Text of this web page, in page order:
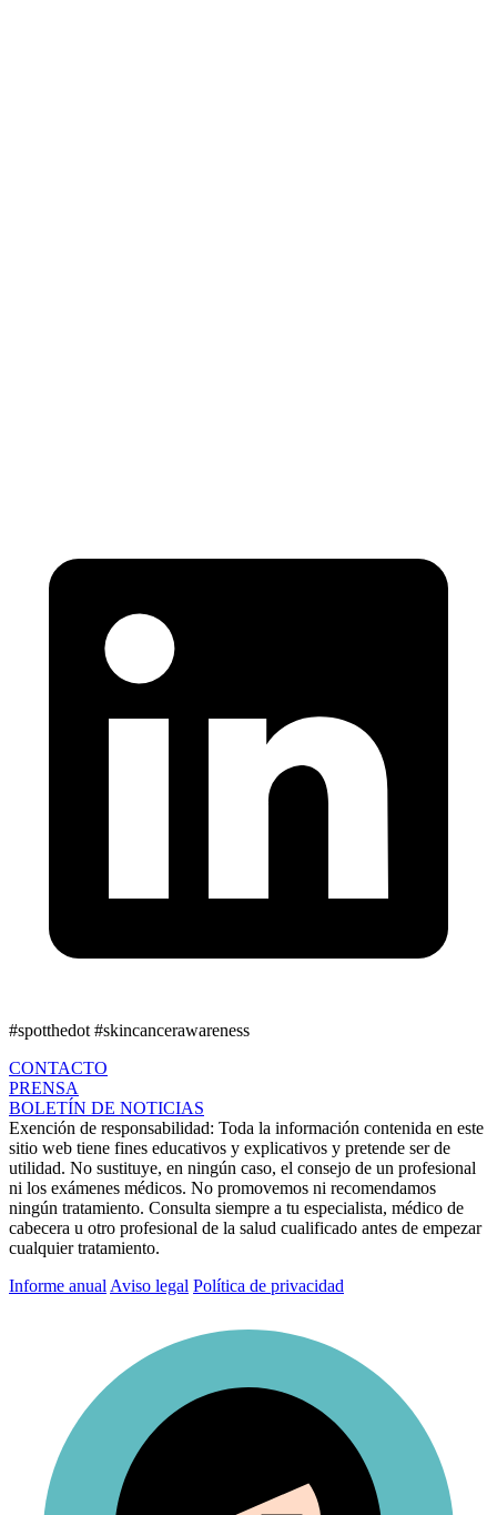
#spotthedot #skincancerawareness
CONTACTO
PRENSA
BOLETÍN DE NOTICIAS
Exención de responsabilidad: Toda la información contenida en este
sitio web tiene fines educativos y explicativos y pretende ser de
utilidad. No sustituye, en ningún caso, el consejo de un profesional
ni los exámenes médicos. No promovemos ni recomendamos
ningún tratamiento. Consulta siempre a tu especialista, médico de
cabecera u otro profesional de la salud cualificado antes de empezar
cualquier tratamiento.
Informe anual Aviso legal Política de privacidad